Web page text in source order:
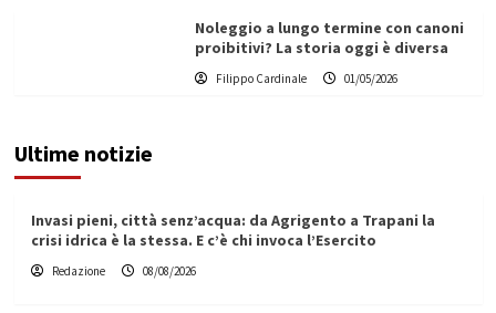
Noleggio a lungo termine con canoni
proibitivi? La storia oggi è diversa
Filippo Cardinale 01/05/2026
Ultime notizie
Invasi pieni, città senz’acqua: da Agrigento a Trapani la
crisi idrica è la stessa. E c’è chi invoca l’Esercito
Redazione 08/08/2026